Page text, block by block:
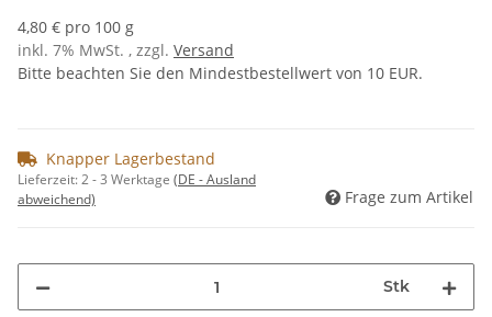
4,80 € pro 100 g
inkl. 7% MwSt. , zzgl. Versand
Bitte beachten Sie den Mindestbestellwert von 10 EUR.
Knapper Lagerbestand
Lieferzeit:2 - 3 Werktage (DE - Ausland
abweichend)
Frage zum Artikel
Stk